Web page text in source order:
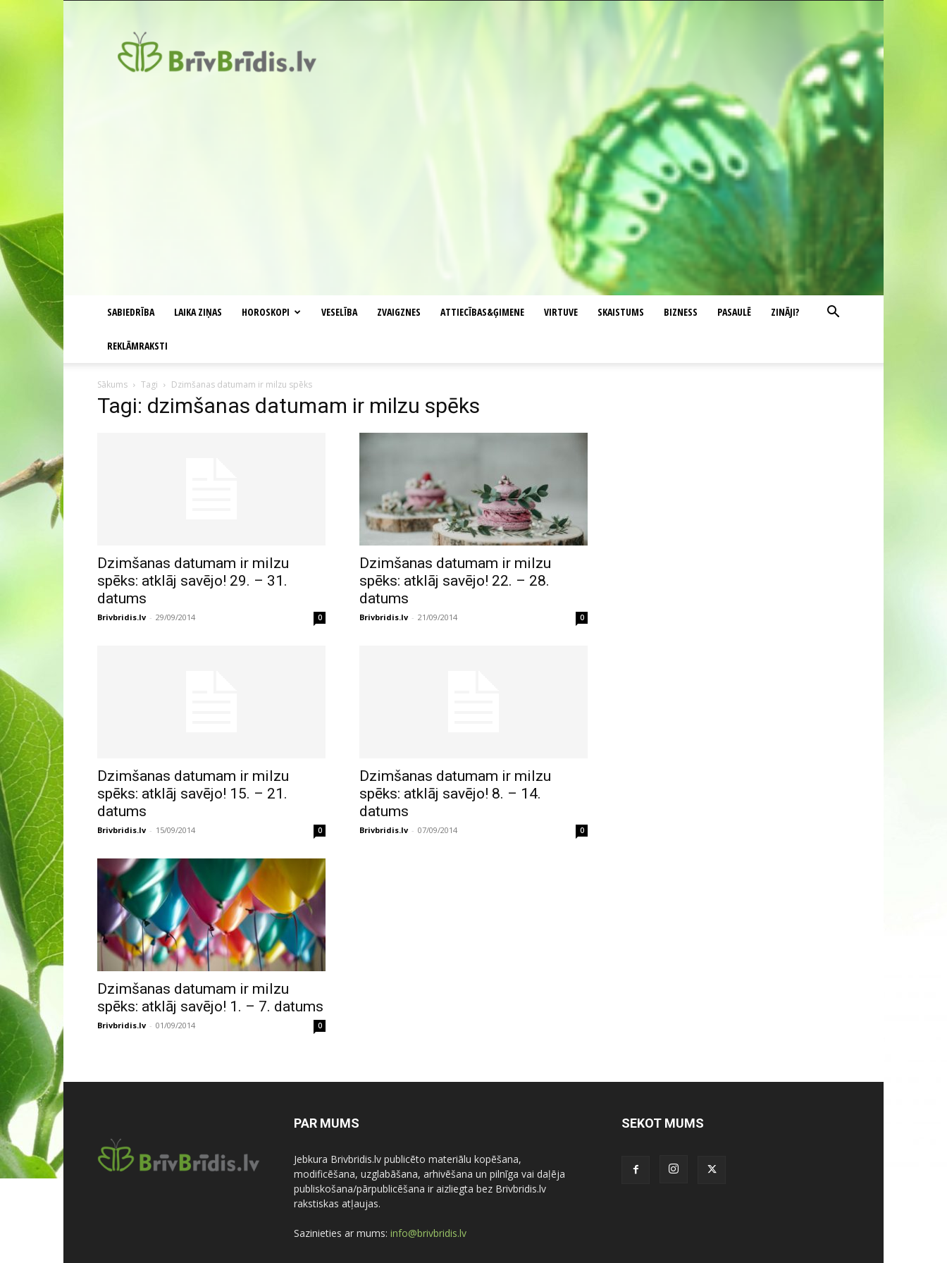
SABIEDRĪBA LAIKA ZIŅAS HOROSKOPI VESELĪBA ZVAIGZNES ATTIECĪBAS&ĢIMENE VIRTUVE SKAISTUMS BIZNESS PASAULĒ ZINĀJI?
REKLĀMRAKSTI
Sākums Tagi Dzimšanas datumam ir milzu spēks
Tagi: dzimšanas datumam ir milzu spēks
Dzimšanas datumam ir milzu
spēks: atklāj savējo! 29. – 31.
datums
Brivbridis.lv - 29/09/2014 0
Dzimšanas datumam ir milzu
spēks: atklāj savējo! 22. – 28.
datums
Brivbridis.lv - 21/09/2014 0
Dzimšanas datumam ir milzu
spēks: atklāj savējo! 15. – 21.
datums
Brivbridis.lv - 15/09/2014 0
Dzimšanas datumam ir milzu
spēks: atklāj savējo! 8. – 14.
datums
Brivbridis.lv - 07/09/2014 0
Dzimšanas datumam ir milzu
spēks: atklāj savējo! 1. – 7. datums
Brivbridis.lv - 01/09/2014 0
PAR MUMS
Jebkura Brivbridis.lv publicēto materiālu kopēšana,
modificēšana, uzglabāšana, arhivēšana un pilnīga vai daļēja
publiskošana/pārpublicēšana ir aizliegta bez Brivbridis.lv
rakstiskas atļaujas.
Sazinieties ar mums: info@brivbridis.lv
SEKOT MUMS